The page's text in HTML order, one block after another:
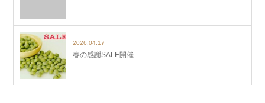
2026.04.17
春の感謝SALE開催